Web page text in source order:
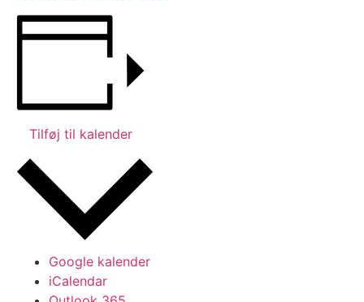
Tilføj til kalender
Google kalender
iCalendar